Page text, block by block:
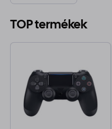
TOP termékek